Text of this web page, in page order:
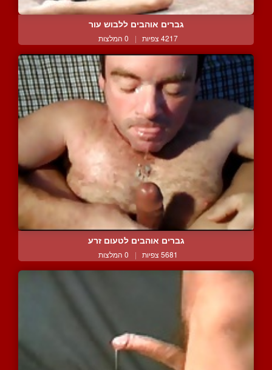
גברים אוהבים ללבוש עור
4217 צפיות | 0 המלצות
גברים אוהבים לטעום זרע
5681 צפיות | 0 המלצות